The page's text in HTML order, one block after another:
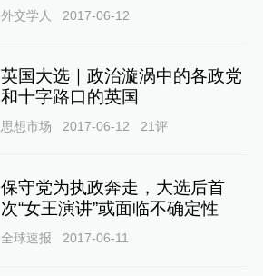
外交学人 2017-06-12
英国大选｜政治漩涡中的各政党
和十字路口的英国
思想市场 2017-06-12 21评
保守党为执政奔走，大选后首
次“女王演讲”或面临不确定性
全球速报 2017-06-11